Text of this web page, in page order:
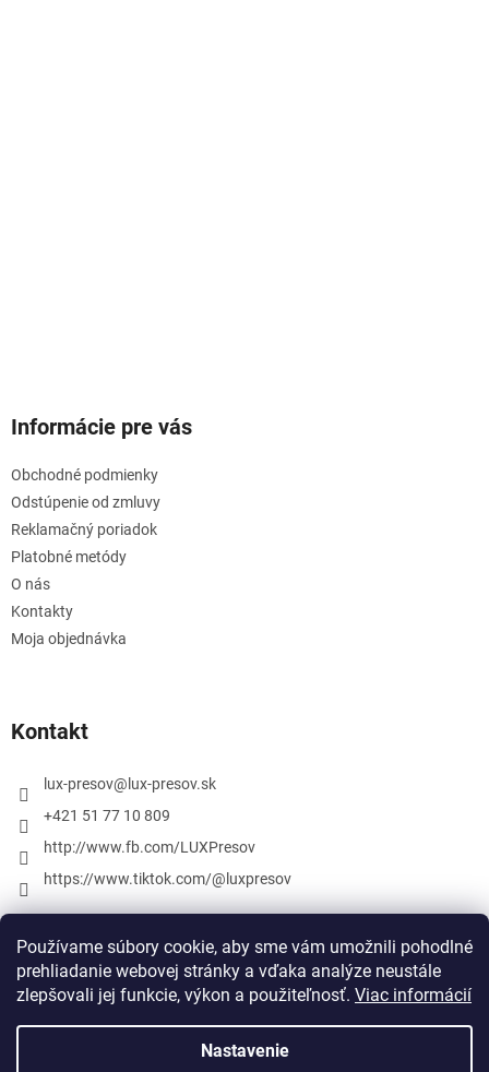
Používame súbory cookie, aby sme vám umožnili pohodlné
prehliadanie webovej stránky a vďaka analýze neustále
zlepšovali jej funkcie, výkon a použiteľnosť. Viac informácií
Nastavenie
Informácie pre vás
Obchodné podmienky
Odstúpenie od zmluvy
Reklamačný poriadok
Platobné metódy
O nás
Kontakty
Moja objednávka
Kontakt
lux-presov@ lux-presov.sk
+421 51 77 10 809
http://www.fb.com/LUXPresov
https://www.tiktok.com/@luxpresov
Vytvoril Shoptet